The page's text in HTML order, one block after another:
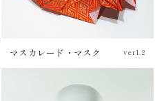
マスカレード・マスク ver1.2